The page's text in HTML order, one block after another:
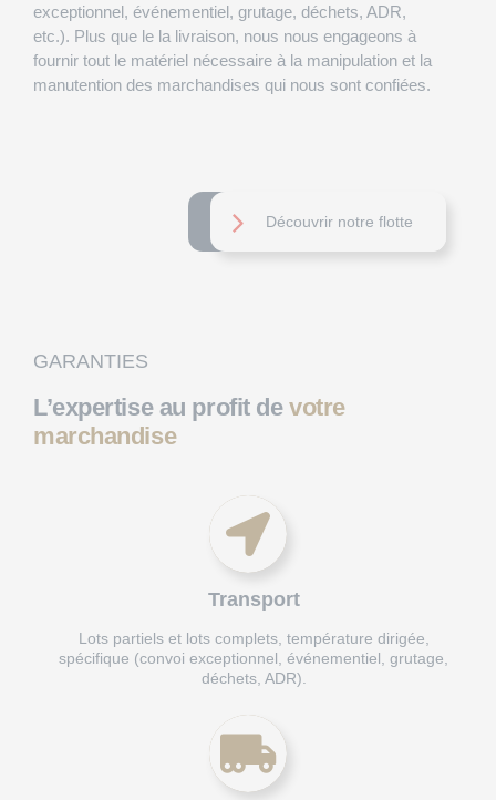
exceptionnel, événementiel, grutage, déchets, ADR,
etc.). Plus que le la livraison, nous nous engageons à
fournir tout le matériel nécessaire à la manipulation et la
manutention des marchandises qui nous sont confiées.
Découvrir notre flotte
GARANTIES
L’expertise au profit de votre
marchandise
Transport
Lots partiels et lots complets, température dirigée,
spécifique (convoi exceptionnel, événementiel, grutage,
déchets, ADR).